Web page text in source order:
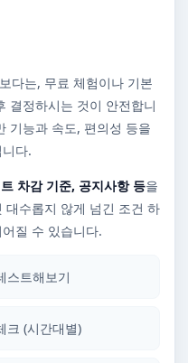
다는, 무료 체험이나 기본
결정하시는 것이 안전합니
기능과 속도, 편의성 등을
다.
차감 기준, 공지사항 등을
대수롭지 않게 넘긴 조건 하
질 수 있습니다.
스트해보기
크 (시간대별)